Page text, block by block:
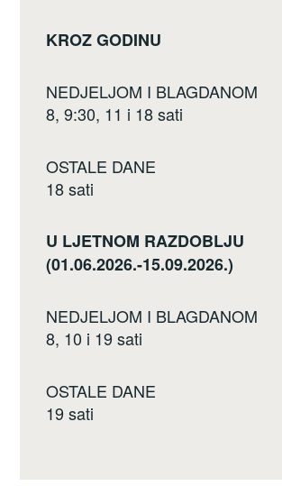
KROZ GODINU
NEDJELJOM I BLAGDANOM
8, 9:30, 11 i 18 sati
OSTALE DANE
18 sati
U LJETNOM RAZDOBLJU
(01.06.2026.-15.09.2026.)
NEDJELJOM I BLAGDANOM
8, 10 i 19 sati
OSTALE DANE
19 sati